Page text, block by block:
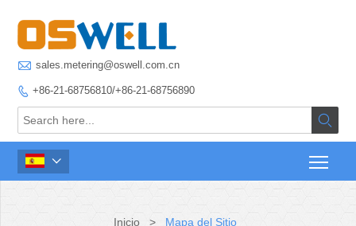
 sales.metering@oswell.com.cn
 +86-21-68756810/+86-21-68756890


Inicio > Mapa del Sitio